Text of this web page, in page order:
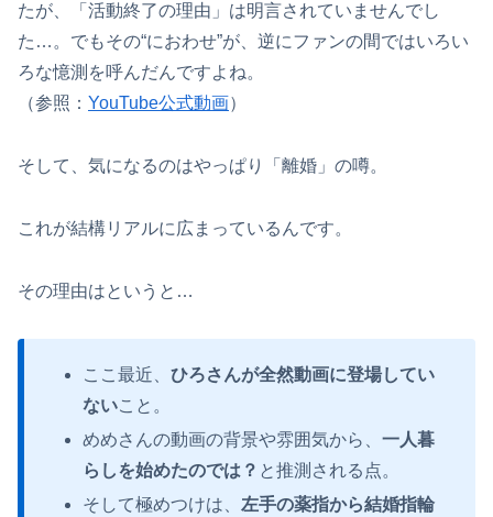
たが、「活動終了の理由」は明言されていませんでし
た…。でもその“におわせ”が、逆にファンの間ではいろい
ろな憶測を呼んだんですよね。
（参照： YouTube公式動画）
そして、気になるのはやっぱり「離婚」の噂。
これが結構リアルに広まっているんです。
その理由はというと…
ここ最近、ひろさんが全然動画に登場してい
ないこと。
めめさんの動画の背景や雰囲気から、一人暮
らしを始めたのでは？ と推測される点。
そして極めつけは、 左手の薬指から結婚指輪